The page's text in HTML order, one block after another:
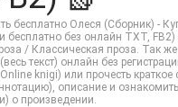
бесплатно Олеся (Сборник) -
бесплатно без онлайн TXT,
/ Классическая проза. Так
текст) онлайн без
knigi) или прочесть краткое
описание и
о произведении.